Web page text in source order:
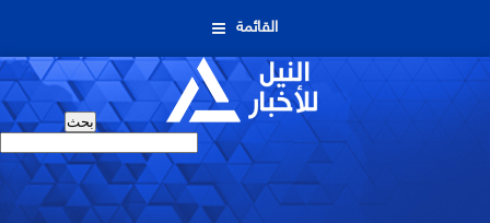
القائمة